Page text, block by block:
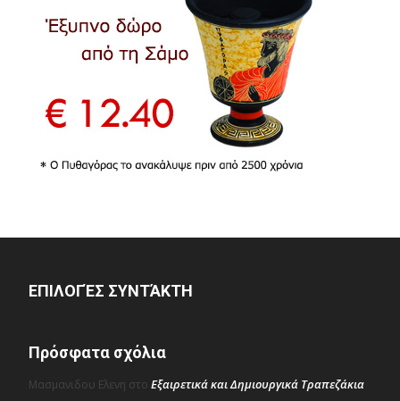
ΕΠΙΛΟΓΈΣ ΣΥΝΤΆΚΤΗ
Πρόσφατα σχόλια
Μασμανιδου Ελενη στο Εξαιρετικά και Δημιουργικά Τραπεζάκια